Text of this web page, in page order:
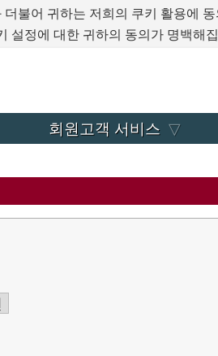
불어 귀하는 저희의 쿠키 활용에
설정에 대한 귀하의 동의가 명백해
회원고객 서비스